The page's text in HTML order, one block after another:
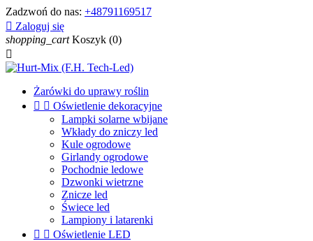
Zadzwoń do nas: +48791169517
 Zaloguj się
shopping_cart Koszyk (0)

Żarówki do uprawy roślin
  Oświetlenie dekoracyjne
Lampki solarne wbijane
Wkłady do zniczy led
Kule ogrodowe
Girlandy ogrodowe
Pochodnie ledowe
Dzwonki wietrzne
Znicze led
Świece led
Lampiony i latarenki
  Oświetlenie LED